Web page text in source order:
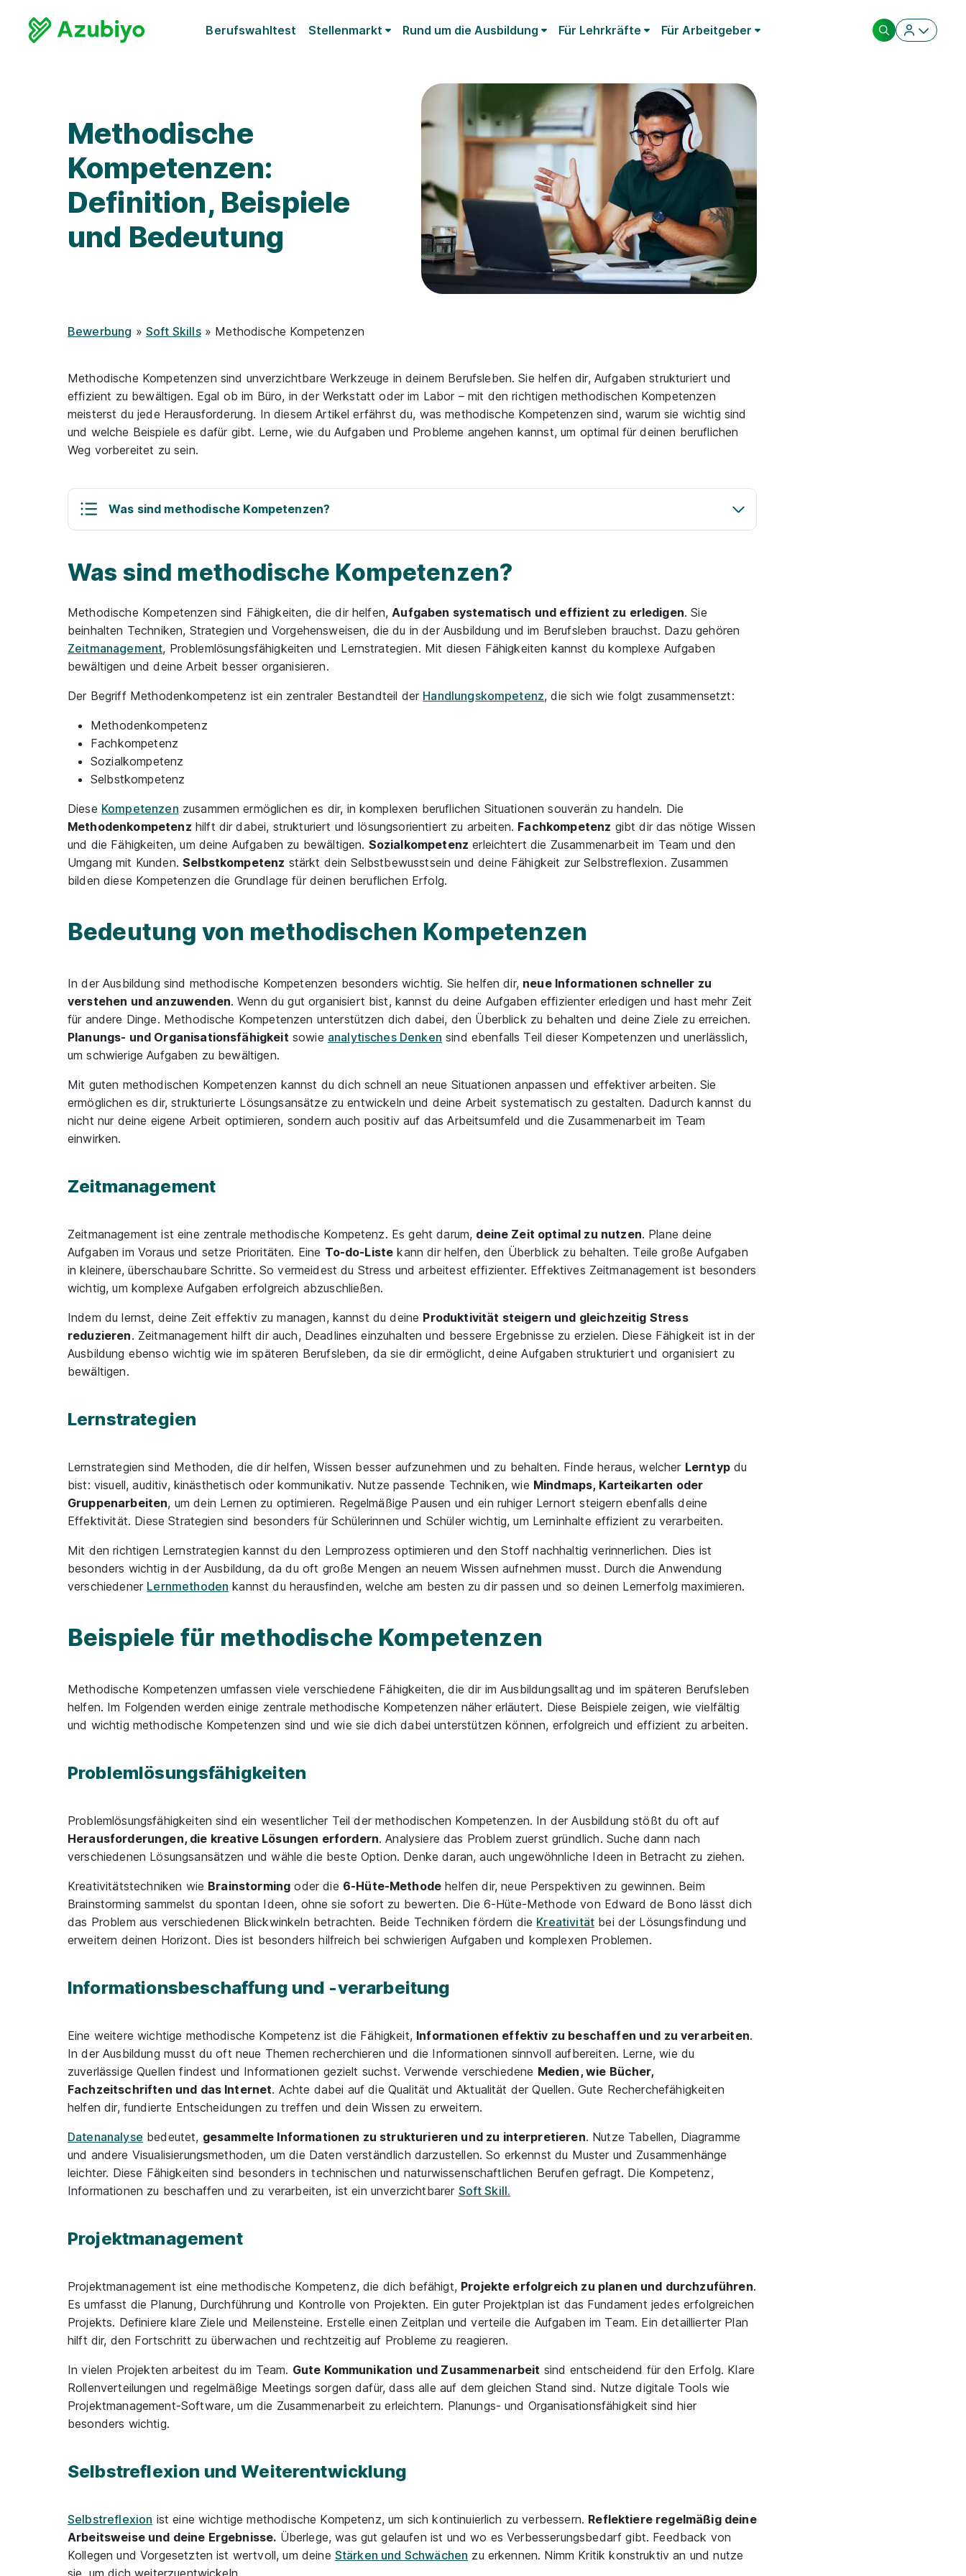
Berufswahltest Stellenmarkt Rund um die Ausbildung Für Lehrkräfte Für Arbeitgeber
Methodische
Kompetenzen:
Definition, Beispiele
und Bedeutung
Bewerbung » Soft Skills» Methodische Kompetenzen
Methodische Kompetenzen sind unverzichtbare Werkzeuge in deinem Berufsleben. Sie helfen dir, Aufgaben strukturiert und
effizient zu bewältigen. Egal ob im Büro, in der Werkstatt oder im Labor – mit den richtigen methodischen Kompetenzen
meisterst du jede Herausforderung. In diesem Artikel erfährst du, was methodische Kompetenzen sind, warum sie wichtig sind
und welche Beispiele es dafür gibt. Lerne, wie du Aufgaben und Probleme angehen kannst, um optimal für deinen beruflichen
Weg vorbereitet zu sein.
Was sind methodische Kompetenzen?
Was sind methodische Kompetenzen?
Methodische Kompetenzen sind Fähigkeiten, die dir helfen, Aufgaben systematisch und effizient zu erledigen. Sie
beinhalten Techniken, Strategien und Vorgehensweisen, die du in der Ausbildung und im Berufsleben brauchst. Dazu gehören
Zeitmanagement, Problemlösungsfähigkeiten und Lernstrategien. Mit diesen Fähigkeiten kannst du komplexe Aufgaben
bewältigen und deine Arbeit besser organisieren.
Der Begriff Methodenkompetenz ist ein zentraler Bestandteil der Handlungskompetenz, die sich wie folgt zusammensetzt:
Methodenkompetenz
Fachkompetenz
Sozialkompetenz
Selbstkompetenz
Diese Kompetenzen zusammen ermöglichen es dir, in komplexen beruflichen Situationen souverän zu handeln. Die
Methodenkompetenz hilft dir dabei, strukturiert und lösungsorientiert zu arbeiten. Fachkompetenz gibt dir das nötige Wissen
und die Fähigkeiten, um deine Aufgaben zu bewältigen. Sozialkompetenz erleichtert die Zusammenarbeit im Team und den
Umgang mit Kunden.Selbstkompetenz stärkt dein Selbstbewusstsein und deine Fähigkeit zur Selbstreflexion. Zusammen
bilden diese Kompetenzen die Grundlage für deinen beruflichen Erfolg.
Bedeutung von methodischen Kompetenzen
In der Ausbildung sind methodische Kompetenzen besonders wichtig. Sie helfen dir, neue Informationen schneller zu
verstehen und anzuwenden. Wenn du gut organisiert bist, kannst du deine Aufgaben effizienter erledigen und hast mehr Zeit
für andere Dinge. Methodische Kompetenzen unterstützen dich dabei, den Überblick zu behalten und deine Ziele zu erreichen.
Planungs- und Organisationsfähigkeit sowie analytisches Denken sind ebenfalls Teil dieser Kompetenzen und unerlässlich,
um schwierige Aufgaben zu bewältigen.
Mit guten methodischen Kompetenzen kannst du dich schnell an neue Situationen anpassen und effektiver arbeiten. Sie
ermöglichen es dir, strukturierte Lösungsansätze zu entwickeln und deine Arbeit systematisch zu gestalten. Dadurch kannst du
nicht nur deine eigene Arbeit optimieren, sondern auch positiv auf das Arbeitsumfeld und die Zusammenarbeit im Team
einwirken.
Zeitmanagement
Zeitmanagement ist eine zentrale methodische Kompetenz. Es geht darum, deine Zeit optimal zu nutzen. Plane deine
Aufgaben im Voraus und setze Prioritäten. Eine To-do-Liste kann dir helfen, den Überblick zu behalten. Teile große Aufgaben
in kleinere, überschaubare Schritte. So vermeidest du Stress und arbeitest effizienter. Effektives Zeitmanagement ist besonders
wichtig, um komplexe Aufgaben erfolgreich abzuschließen.
Indem du lernst, deine Zeit effektiv zu managen, kannst du deine Produktivität steigern und gleichzeitig Stress
reduzieren. Zeitmanagement hilft dir auch, Deadlines einzuhalten und bessere Ergebnisse zu erzielen. Diese Fähigkeit ist in der
Ausbildung ebenso wichtig wie im späteren Berufsleben, da sie dir ermöglicht, deine Aufgaben strukturiert und organisiert zu
bewältigen.
Lernstrategien
Lernstrategien sind Methoden, die dir helfen, Wissen besser aufzunehmen und zu behalten. Finde heraus, welcher Lerntypdu
bist: visuell, auditiv, kinästhetisch oder kommunikativ. Nutze passende Techniken, wie Mindmaps, Karteikarten oder
Gruppenarbeiten, um dein Lernen zu optimieren. Regelmäßige Pausen und ein ruhiger Lernort steigern ebenfalls deine
Effektivität. Diese Strategien sind besonders für Schülerinnen und Schüler wichtig, um Lerninhalte effizient zu verarbeiten.
Mit den richtigen Lernstrategien kannst du den Lernprozess optimieren und den Stoff nachhaltig verinnerlichen. Dies ist
besonders wichtig in der Ausbildung, da du oft große Mengen an neuem Wissen aufnehmen musst. Durch die Anwendung
verschiedener Lernmethoden kannst du herausfinden, welche am besten zu dir passen und so deinen Lernerfolg maximieren.
Beispiele für methodische Kompetenzen
Methodische Kompetenzen umfassen viele verschiedene Fähigkeiten, die dir im Ausbildungsalltag und im späteren Berufsleben
helfen. Im Folgenden werden einige zentrale methodische Kompetenzen näher erläutert. Diese Beispiele zeigen, wie vielfältig
und wichtig methodische Kompetenzen sind und wie sie dich dabei unterstützen können, erfolgreich und effizient zu arbeiten.
Problemlösungsfähigkeiten
Problemlösungsfähigkeiten sind ein wesentlicher Teil der methodischen Kompetenzen. In der Ausbildung stößt du oft auf
Herausforderungen, die kreative Lösungen erfordern. Analysiere das Problem zuerst gründlich. Suche dann nach
verschiedenen Lösungsansätzen und wähle die beste Option. Denke daran, auch ungewöhnliche Ideen in Betracht zu ziehen.
Kreativitätstechniken wie Brainstorming oder die 6-Hüte-Methode helfen dir, neue Perspektiven zu gewinnen. Beim
Brainstorming sammelst du spontan Ideen, ohne sie sofort zu bewerten. Die 6-Hüte-Methode von Edward de Bono lässt dich
das Problem aus verschiedenen Blickwinkeln betrachten. Beide Techniken fördern die Kreativität bei der Lösungsfindung und
erweitern deinen Horizont. Dies ist besonders hilfreich bei schwierigen Aufgaben und komplexen Problemen.
Informationsbeschaffung und -verarbeitung
Eine weitere wichtige methodische Kompetenz ist die Fähigkeit, Informationen effektiv zu beschaffen und zu verarbeiten.
In der Ausbildung musst du oft neue Themen recherchieren und die Informationen sinnvoll aufbereiten. Lerne, wie du
zuverlässige Quellen findest und Informationen gezielt suchst. Verwende verschiedene Medien, wie Bücher,
Fachzeitschriften und das Internet. Achte dabei auf die Qualität und Aktualität der Quellen. Gute Recherchefähigkeiten
helfen dir, fundierte Entscheidungen zu treffen und dein Wissen zu erweitern.
Datenanalyse bedeutet, gesammelte Informationen zu strukturieren und zu interpretieren. Nutze Tabellen, Diagramme
und andere Visualisierungsmethoden, um die Daten verständlich darzustellen. So erkennst du Muster und Zusammenhänge
leichter. Diese Fähigkeiten sind besonders in technischen und naturwissenschaftlichen Berufen gefragt. Die Kompetenz,
Informationen zu beschaffen und zu verarbeiten, ist ein unverzichtbarer Soft Skill.
Projektmanagement
Projektmanagement ist eine methodische Kompetenz, die dich befähigt, Projekte erfolgreich zu planen und durchzuführen.
Es umfasst die Planung, Durchführung und Kontrolle von Projekten. Ein guter Projektplan ist das Fundament jedes erfolgreichen
Projekts. Definiere klare Ziele und Meilensteine. Erstelle einen Zeitplan und verteile die Aufgaben im Team. Ein detaillierter Plan
hilft dir, den Fortschritt zu überwachen und rechtzeitig auf Probleme zu reagieren.
In vielen Projekten arbeitest du im Team. Gute Kommunikation und Zusammenarbeit sind entscheidend für den Erfolg. Klare
Rollenverteilungen und regelmäßige Meetings sorgen dafür, dass alle auf dem gleichen Stand sind. Nutze digitale Tools wie
Projektmanagement-Software, um die Zusammenarbeit zu erleichtern. Planungs- und Organisationsfähigkeit sind hier
besonders wichtig.
Selbstreflexion und Weiterentwicklung
Selbstreflexion ist eine wichtige methodische Kompetenz, um sich kontinuierlich zu verbessern. Reflektiere regelmäßig deine
Arbeitsweise und deine Ergebnisse. Überlege, was gut gelaufen ist und wo es Verbesserungsbedarf gibt. Feedback von
Kollegen und Vorgesetzten ist wertvoll, um deine Stärken und Schwächen zu erkennen. Nimm Kritik konstruktiv an und nutze
sie, um dich weiterzuentwickeln.